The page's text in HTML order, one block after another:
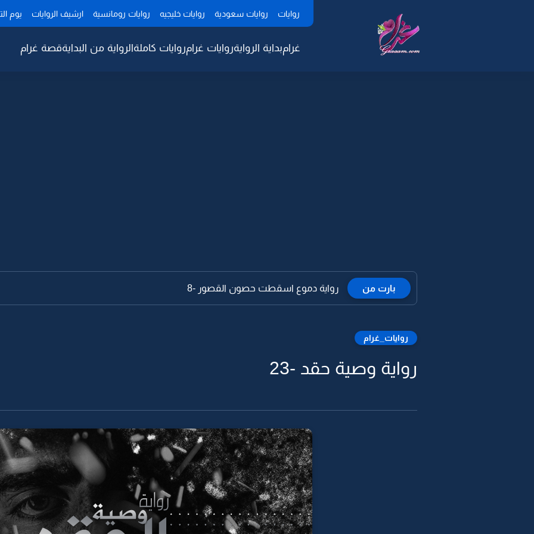
روايات روايات سعودية روايات خليجيه روايات رومانسية ارشيف الروايات يوم
غرامبداية الروايةروايات غرامروايات كاملةالرواية من البدايةقصة غرام
بارت من رواية دموع اسقطت حصون القصور -8
روايات_غرام
رواية وصية حقد -23